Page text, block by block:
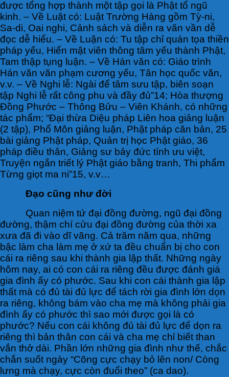
được tổng hợp thành một tập gọi là Phật tổ ngũ
kinh. – Về Luật có: Luật Trường Hàng gồm Tỳ-ni,
Sa-di, Oai nghi, Cảnh sách và diễn ra văn vần dễ
đọc dễ hiểu. – Về Luận có: Tu tập chỉ quán tọa thiền
pháp yếu, Hiển mật viên thông tâm yếu thành Phật,
Tam thập tụng luận. – Về Hán văn có: Giáo trình
Hán văn văn phạm cương yếu, Tân học quốc văn,
v.v. – Về Nghi lễ: Ngài để tâm sưu tập, biên soạn
tập Nghi lễ rất công phu và đầy đủ”14; Hòa thượng
Đồng Phước – Thông Bửu – Viên Khánh, có những
tác phẩm; “Đại thừa Diệu pháp Liên hoa giảng luận
(2 tập), Phổ Môn giảng luận, Phật pháp căn bản, 25
bài giảng Phật pháp, Quản trị học Phật giáo, 36
pháp điều thân, Giảng sư bảy đức tính ưu việt,
Truyện ngắn triết lý Phật giáo bằng tranh, Thi phẩm
Từng giọt ma ni”15, v.v…
Đạo cũng như đời
Quan niệm tứ đại đồng đường, ngũ đại đồng
đường, thậm chí cửu đại đồng đường của thời xa
xưa đã đi vào dĩ vãng. Cả trăm năm qua, những
bậc làm cha làm mẹ ở xứ ta đều chuẩn bị cho con
cái ra riêng sau khi thành gia lập thất. Những ngày
hôm nay, ai có con cái ra riêng đều được đánh giá
gia đình ấy có phước. Sau khi con cái thành gia lập
thất mà có đủ tài đủ lực để tách rời gia đình lớn dọn
ra riêng, không bám vào cha mẹ mà không phải gia
đình ấy có phước thì sao mới được gọi là có
phước? Nếu con cái không đủ tài đủ lực để dọn ra
riêng thì bản thân con cái và cha mẹ chỉ biết than
vắn thở dài. Phần lớn những gia đình như thế, chắc
chắn suốt ngày “Cõng cực chạy bỏ lên non/ Còng
lưng mà chạy, cực còn đuổi theo” (ca dao).